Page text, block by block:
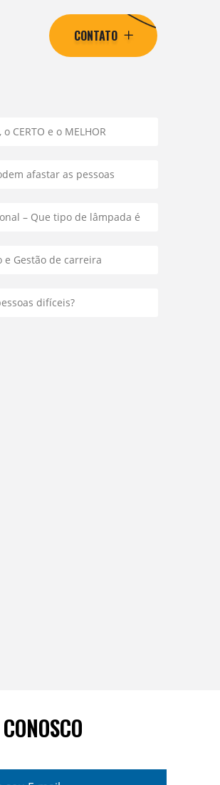
CONTATO
CERTO e o MELHOR
afastar as pessoas
– Que tipo de lâmpada é
Gestão de carreira
difíceis?